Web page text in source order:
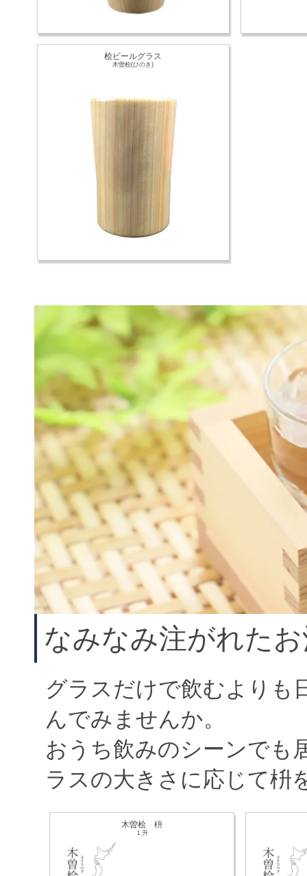
桧ビールグラス
木曽桧(ひのき)
なみなみ注がれた
グラスだけで飲むよりも
んでみませんか。
おうち飲みのシーンでも
ラスの大きさに応じて枡
木曽桧 枡
１升